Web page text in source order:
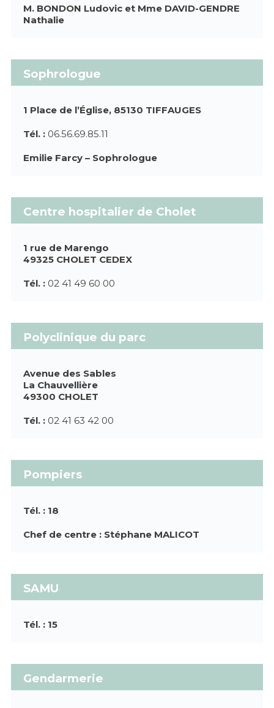
M. BONDON Ludovic et Mme DAVID-GENDRE
Nathalie
Sophrologue
1 Place de l’Église, 85130 TIFFAUGES
Tél. : 06.56.69.85.11
Emilie Farcy – Sophrologue
Centre hospitalier de Cholet
1 rue de Marengo
49325 CHOLET CEDEX
Tél. :02 41 49 60 00
Polyclinique du parc
Avenue des Sables
La Chauvellière
49300 CHOLET
Tél. :02 41 63 42 00
Pompiers
Tél. : 18
Chef de centre : Stéphane MALICOT
SAMU
Tél. : 15
Gendarmerie